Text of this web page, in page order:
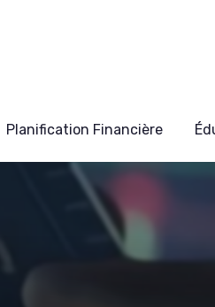
Planification Financière